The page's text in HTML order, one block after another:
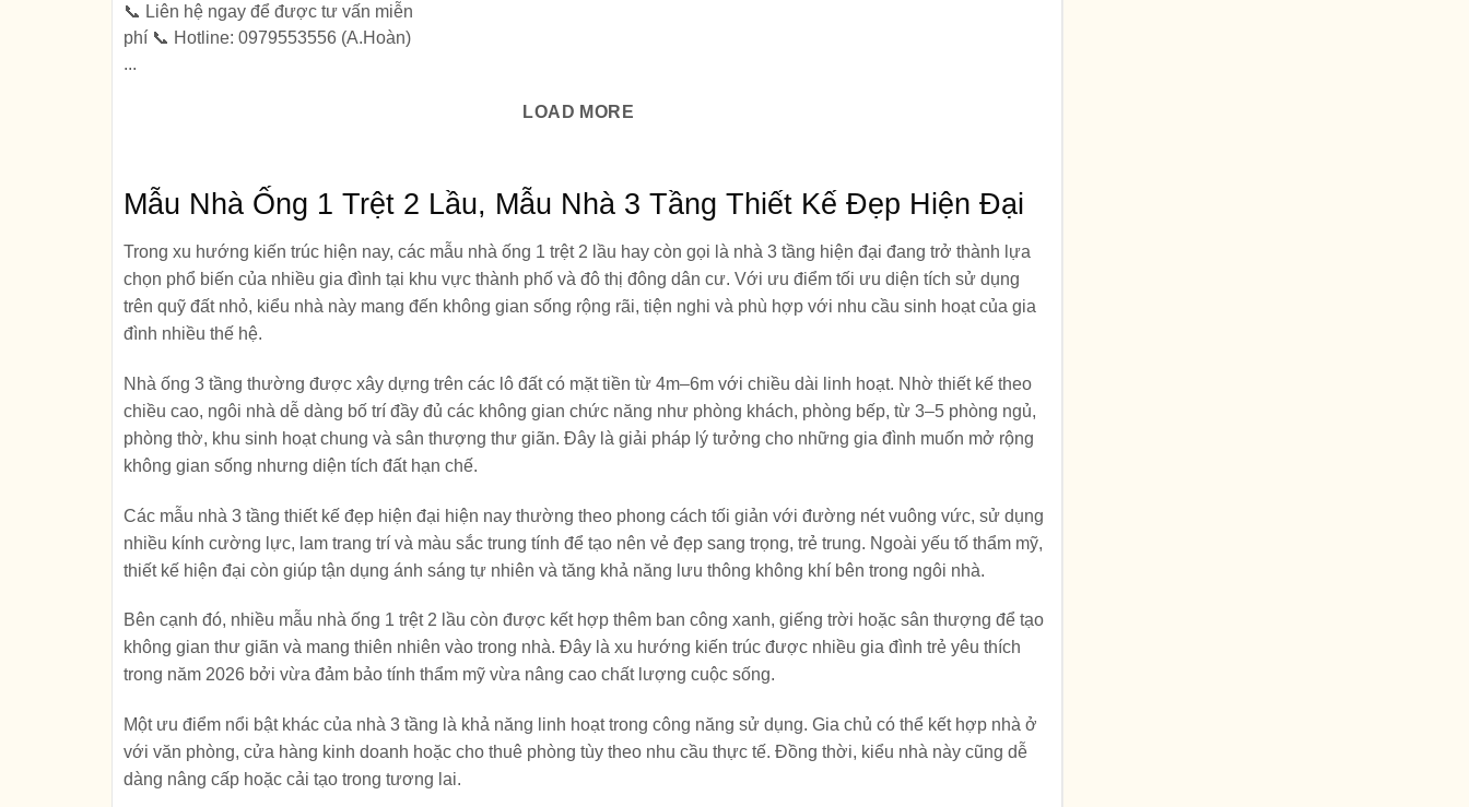
📞 Liên hệ ngay để được tư vấn miễn
phí 📞 Hotline: 0979553556 (A.Hoàn)
...
LOAD MORE
Mẫu Nhà Ống 1 Trệt 2 Lầu, Mẫu Nhà 3 Tầng Thiết Kế Đẹp Hiện Đại
Trong xu hướng kiến trúc hiện nay, các mẫu nhà ống 1 trệt 2 lầu hay còn gọi là nhà 3 tầng hiện đại đang trở thành lựa
chọn phổ biến của nhiều gia đình tại khu vực thành phố và đô thị đông dân cư. Với ưu điểm tối ưu diện tích sử dụng
trên quỹ đất nhỏ, kiểu nhà này mang đến không gian sống rộng rãi, tiện nghi và phù hợp với nhu cầu sinh hoạt của gia
đình nhiều thế hệ.
Nhà ống 3 tầng thường được xây dựng trên các lô đất có mặt tiền từ 4m–6m với chiều dài linh hoạt. Nhờ thiết kế theo
chiều cao, ngôi nhà dễ dàng bố trí đầy đủ các không gian chức năng như phòng khách, phòng bếp, từ 3–5 phòng ngủ,
phòng thờ, khu sinh hoạt chung và sân thượng thư giãn. Đây là giải pháp lý tưởng cho những gia đình muốn mở rộng
không gian sống nhưng diện tích đất hạn chế.
Các mẫu nhà 3 tầng thiết kế đẹp hiện đại hiện nay thường theo phong cách tối giản với đường nét vuông vức, sử dụng
nhiều kính cường lực, lam trang trí và màu sắc trung tính để tạo nên vẻ đẹp sang trọng, trẻ trung. Ngoài yếu tố thẩm mỹ,
thiết kế hiện đại còn giúp tận dụng ánh sáng tự nhiên và tăng khả năng lưu thông không khí bên trong ngôi nhà.
Bên cạnh đó, nhiều mẫu nhà ống 1 trệt 2 lầu còn được kết hợp thêm ban công xanh, giếng trời hoặc sân thượng để tạo
không gian thư giãn và mang thiên nhiên vào trong nhà. Đây là xu hướng kiến trúc được nhiều gia đình trẻ yêu thích
trong năm 2026 bởi vừa đảm bảo tính thẩm mỹ vừa nâng cao chất lượng cuộc sống.
Một ưu điểm nổi bật khác của nhà 3 tầng là khả năng linh hoạt trong công năng sử dụng. Gia chủ có thể kết hợp nhà ở
với văn phòng, cửa hàng kinh doanh hoặc cho thuê phòng tùy theo nhu cầu thực tế. Đồng thời, kiểu nhà này cũng dễ
dàng nâng cấp hoặc cải tạo trong tương lai.